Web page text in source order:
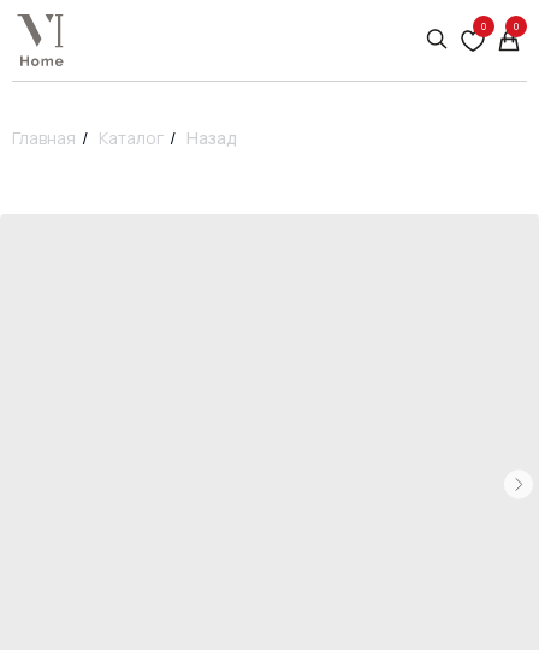
0 0
Главная / Каталог / Назад